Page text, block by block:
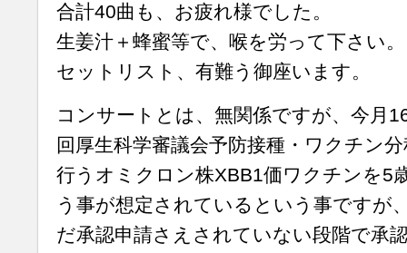
合計40曲も、お疲れ様でした。
生姜汁＋蜂蜜等で、喉を労って下さい。
セットリスト、有難う御座います。
コンサートとは、無関係ですが、今月
回厚生科学審議会予防接種・ワクチン
行うオミクロン株XBB1価ワクチンを5
う事が想定されているという事ですが
だ承認申請さえされていない段階で承